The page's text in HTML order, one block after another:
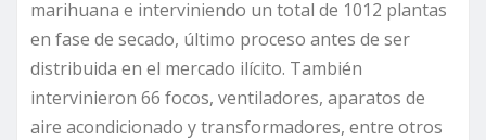
marihuana e interviniendo un total de 1012 plantas
en fase de secado, último proceso antes de ser
distribuida en el mercado ilícito. También
intervinieron 66 focos, ventiladores, aparatos de
aire acondicionado y transformadores, entre otros